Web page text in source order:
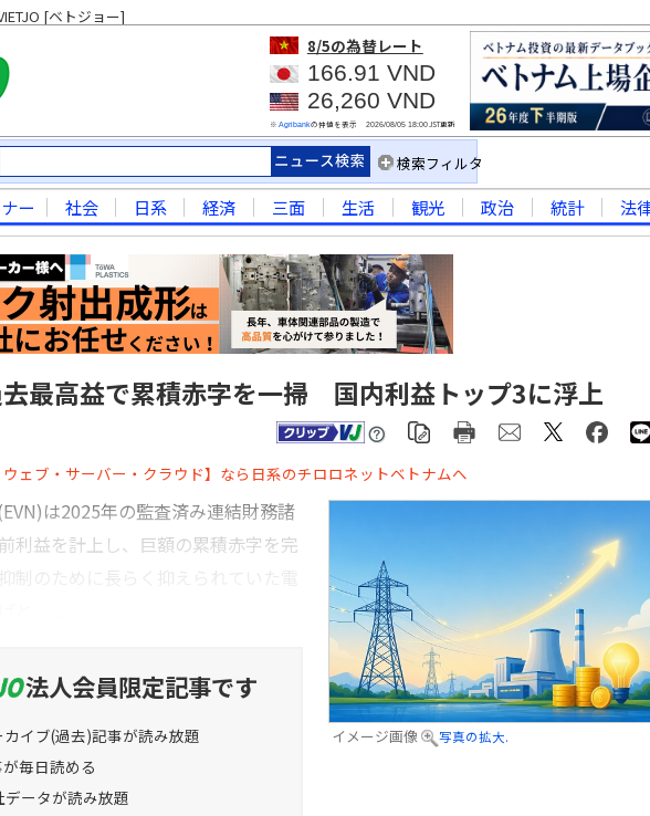
[ベトジョー]
8/5の為替レート
166.91 VND
26,260 VND
※ Agribankの仲値を表示 2026/08/05 18:00JST更新
検索フィルタ
ー 社会 日系 経済 三面 生活 観光 政治 統計 法
去最高益で累積赤字を一掃 国内利益トップ3に浮上
ウェブ・サーバー・クラウド】なら日系のチロロネットベトナムへ
イメージ画像 写真の拡大.
は2025年の監査済み連結財務諸
利益を計上し、巨額の累積赤字を完
法人会員限定記事です
イブ(過去)記事が読み放題
毎日読める
ータが読み放題